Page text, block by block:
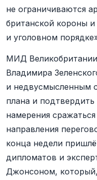
не ограничиваются
британской короны
и уголовном
МИД
Владимира
и недвусмысленным
плана и
намерения
направления
конца недели
дипломатов и
Джонсоном, который,